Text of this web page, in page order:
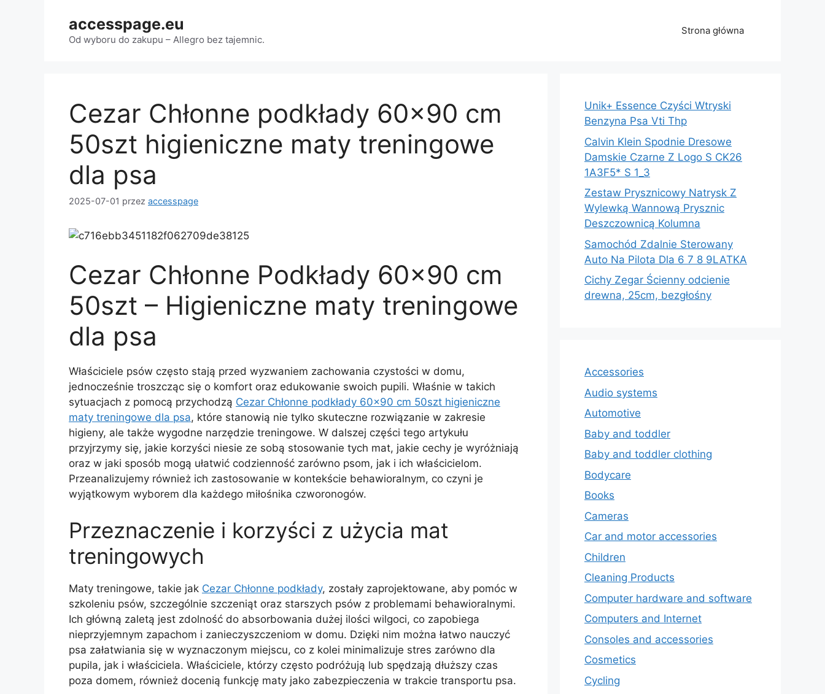
accesspage.eu
Od wyboru do zakupu – Allegro bez tajemnic.
Strona główna
Cezar Chłonne podkłady 60×90 cm
50szt higieniczne maty treningowe
dla psa
2025-07-01 przez accesspage
Cezar Chłonne Podkłady 60×90 cm
50szt – Higieniczne maty treningowe
dla psa
Właściciele psów często stają przed wyzwaniem zachowania czystości w domu,
jednocześnie troszcząc się o komfort oraz edukowanie swoich pupili. Właśnie w takich
sytuacjach z pomocą przychodzą Cezar Chłonne podkłady 60×90 cm 50szt higieniczne
maty treningowe dla psa, które stanowią nie tylko skuteczne rozwiązanie w zakresie
higieny, ale także wygodne narzędzie treningowe. W dalszej części tego artykułu
przyjrzymy się, jakie korzyści niesie ze sobą stosowanie tych mat, jakie cechy je wyróżniają
oraz w jaki sposób mogą ułatwić codzienność zarówno psom, jak i ich właścicielom.
Przeanalizujemy również ich zastosowanie w kontekście behawioralnym, co czyni je
wyjątkowym wyborem dla każdego miłośnika czworonogów.
Przeznaczenie i korzyści z użycia mat
treningowych
Maty treningowe, takie jak Cezar Chłonne podkłady, zostały zaprojektowane, aby pomóc w
szkoleniu psów, szczególnie szczeniąt oraz starszych psów z problemami behawioralnymi.
Ich główną zaletą jest zdolność do absorbowania dużej ilości wilgoci, co zapobiega
nieprzyjemnym zapachom i zanieczyszczeniom w domu. Dzięki nim można łatwo nauczyć
psa załatwiania się w wyznaczonym miejscu, co z kolei minimalizuje stres zarówno dla
pupila, jak i właściciela. Właściciele, którzy często podróżują lub spędzają dłuższy czas
poza domem, również docenią funkcję maty jako zabezpieczenia w trakcie transportu psa.
Unik+ Essence Czyści Wtryski
Benzyna Psa Vti Thp
Calvin Klein Spodnie Dresowe
Damskie Czarne Z Logo S CK26
1A3F5* S 1_3
Zestaw Prysznicowy Natrysk Z
Wylewką Wannową Prysznic
Deszczownicą Kolumna
Samochód Zdalnie Sterowany
Auto Na Pilota Dla 6 7 8 9LATKA
Cichy Zegar Ścienny odcienie
drewna, 25cm, bezgłośny
Accessories
Audio systems
Automotive
Baby and toddler
Baby and toddler clothing
Bodycare
Books
Cameras
Car and motor accessories
Children
Cleaning Products
Computer hardware and software
Computers and Internet
Consoles and accessories
Cosmetics
Cycling